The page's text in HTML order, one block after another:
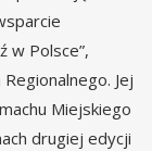
w Polsce”,
Jej
Miejskiego
drugiej edycji